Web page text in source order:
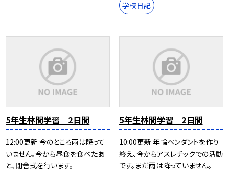
学校日記
5年生林間学習 2日間
12:00更新 今のところ雨は降って
いません。今から昼食を食べたあ
と、閉舎式を行います。
5年生林間学習 2日間
10:00更新 年輪ペンダントを作り
終え、今からアスレチックでの活動
です。まだ雨は降っていません。